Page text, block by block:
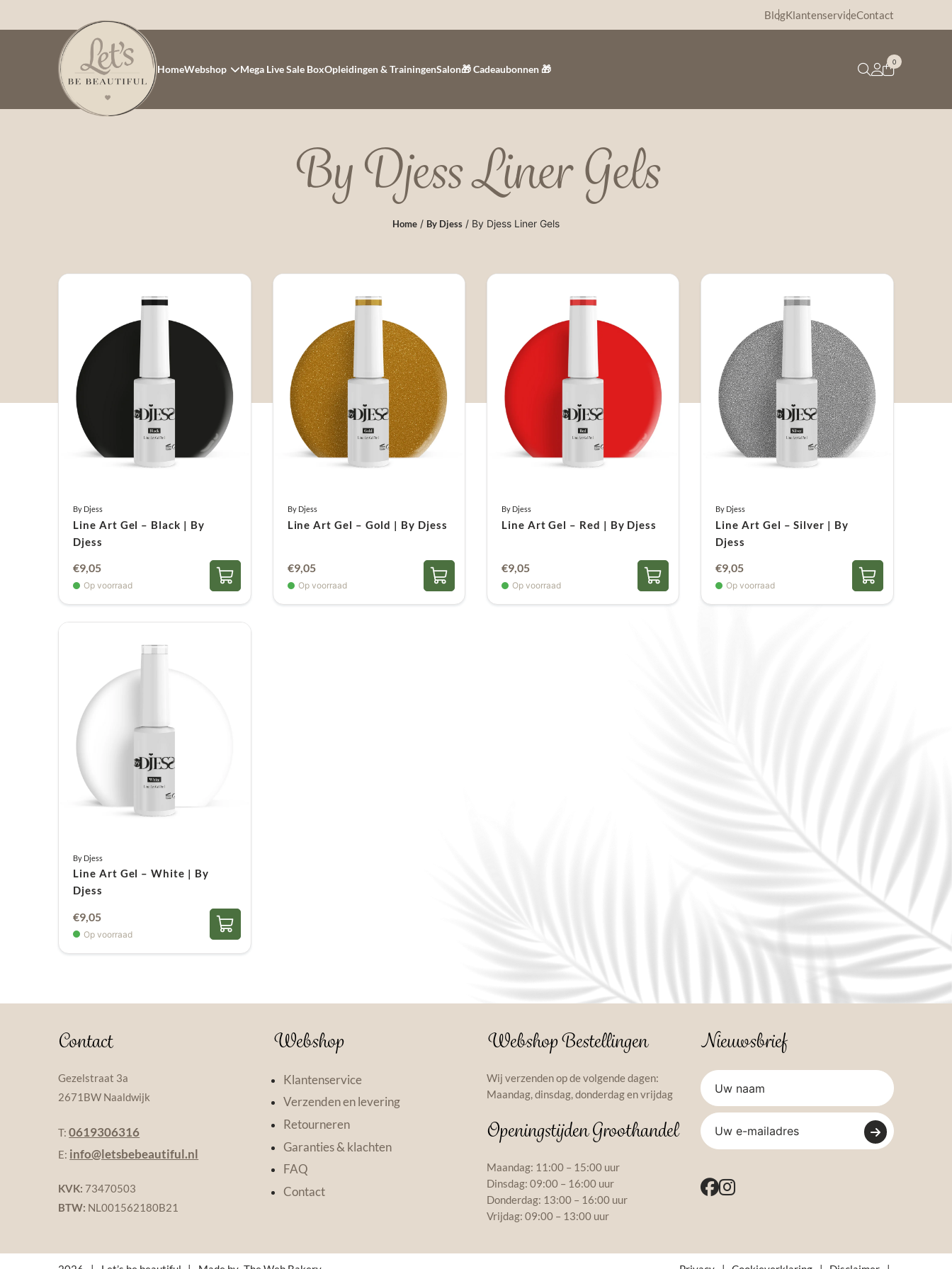
BlogKlantenserviceContact
HomeWebshop Mega Live Sale BoxOpleidingen & TrainingenSalon🎁 Cadeaubonnen 🎁
0
By Djess Liner Gels
Home / By Djess / By Djess Liner Gels
By Djess
Line Art Gel – Black | By
Djess
€9,05
Op voorraad
By Djess
Line Art Gel – Gold | By Djess
€9,05
Op voorraad
By Djess
Line Art Gel – Red | By Djess
€9,05
Op voorraad
By Djess
Line Art Gel – Silver | By
Djess
€9,05
Op voorraad
By Djess
Line Art Gel – White | By
Djess
€9,05
Op voorraad
Contact
Gezelstraat 3a
2671BW Naaldwijk
T:0619306316
E: info@letsbebeautiful.nl
KVK: 73470503
BTW: NL001562180B21
Webshop
Klantenservice
Verzenden en levering
Retourneren
Garanties & klachten
FAQ
Contact
Webshop Bestellingen
Wij verzenden op de volgende dagen:
Maandag, dinsdag, donderdag en vrijdag
Openingstijden Groothandel
Maandag: 11:00 – 15:00 uur
Dinsdag: 09:00 – 16:00 uur
Donderdag: 13:00 – 16:00 uur
Vrijdag: 09:00 – 13:00 uur
Nieuwsbrief